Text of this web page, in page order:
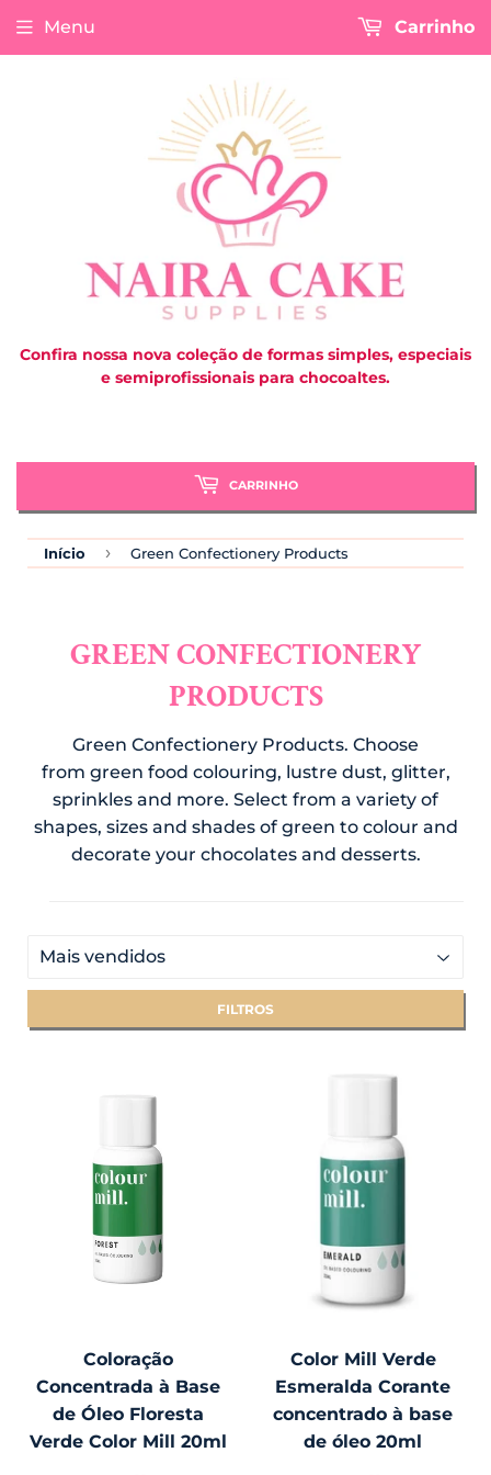
Confira nossa nova coleção de formas simples, especiais
e semiprofissionais para chocoaltes.
CARRINHO
Menu Carrinho
Início › Green Confectionery Products
GREEN CONFECTIONERY
PRODUCTS
Green Confectionery Products. Choose
from green food colouring, lustre dust, glitter,
sprinkles and more. Select from a variety of
shapes, sizes and shades of green to colour and
decorate your chocolates and desserts.
FILTROS
Coloração
Concentrada à Base
de Óleo Floresta
Verde Color Mill 20ml
Color Mill Verde
Esmeralda Corante
concentrado à base
de óleo 20ml